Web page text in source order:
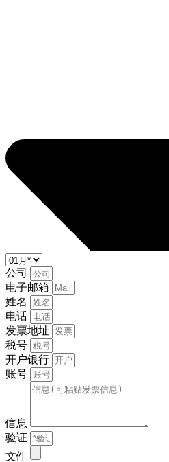
公司
电子邮箱
姓名
电话
发票地址
税号
开户银行
账号
信息
验证
文件